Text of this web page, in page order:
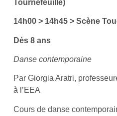
Tournefeuille)
14h00 > 14h45 > Scène
Dès 8 ans
Danse contemporaine
Par Giorgia Aratri,
à l’EEA
Cours de danse